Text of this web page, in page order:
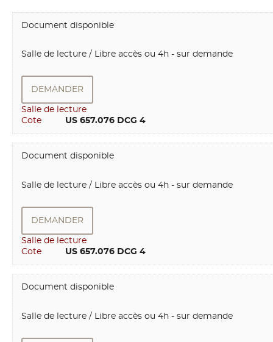
Document disponible
Salle de lecture / Libre accès ou 4h - sur demande
DEMANDER
Cote
Salle de lecture
        US 657.076 DCG 4
Document disponible
Salle de lecture / Libre accès ou 4h - sur demande
DEMANDER
Cote
Salle de lecture
        US 657.076 DCG 4
Document disponible
Salle de lecture / Libre accès ou 4h - sur demande